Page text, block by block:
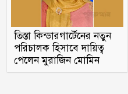
তিস্তা কিন্ডারগার্টেনের নতুন
পরিচালক হিসাবে দায়িত্ব
পেলেন মুরাজিন মোমিন